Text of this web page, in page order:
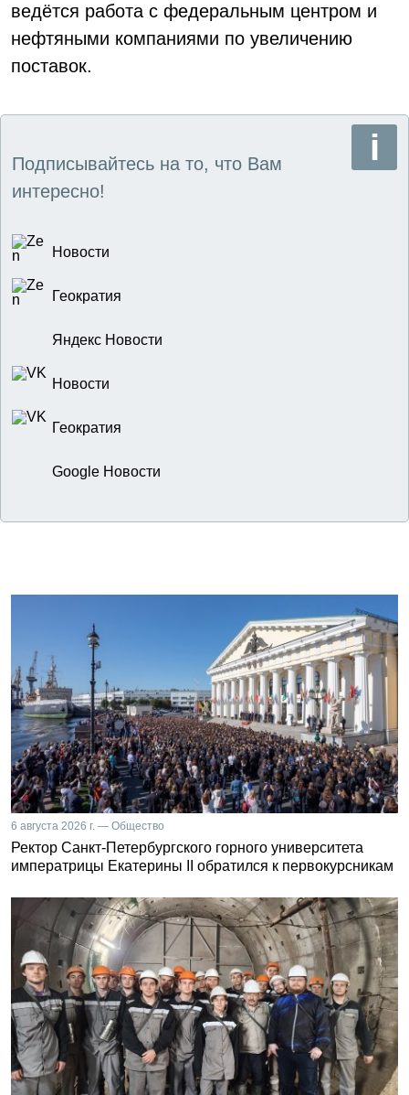
ведётся работа с федеральным центром и
нефтяными компаниями по увеличению
поставок.
Подписывайтесь на то, что Вам
интересно!
Новости
Геократия
Яндекс Новости
Новости
Геократия
Google Новости
6 августа 2026 г. — Общество
Ректор Санкт-Петербургского горного университета
императрицы Екатерины II обратился к первокурсникам